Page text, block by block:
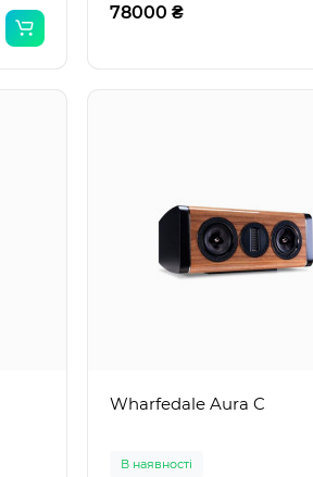
78000 ₴
Wharfedale Aura C
В наявності